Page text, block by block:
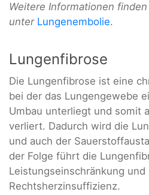
Weitere Informationen finden
unter Lungenembolie.
Lungenfibrose
Die Lungenfibrose ist eine
bei der das Lungengewebe
Umbau unterliegt und somit
verliert. Dadurch wird die
und auch der
der Folge führt die
Leistungseinschränkung und
Rechtsherzinsuffizienz.